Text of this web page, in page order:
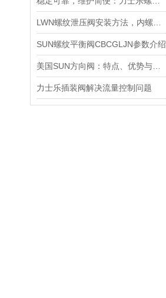
SUN螺纹平衡阀CBCGLJN参数介绍
力士乐插装阀解决流量控制问题